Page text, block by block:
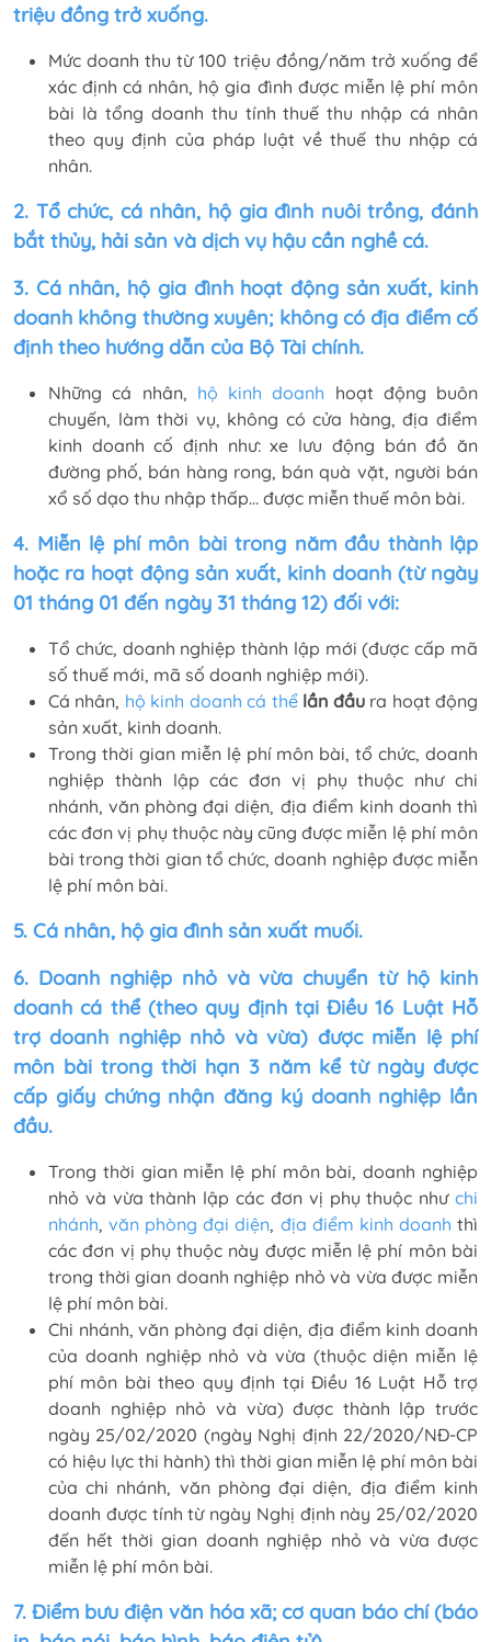
triệu đồng trở xuống.
Mức doanh thu từ 100 triệu đồng/năm trở xuống để
xác định cá nhân, hộ gia đình được miễn lệ phí môn
bài là tổng doanh thu tính thuế thu nhập cá nhân
theo quy định của pháp luật về thuế thu nhập cá
nhân.
2. Tổ chức, cá nhân, hộ gia đình nuôi trồng, đánh
bắt thủy, hải sản và dịch vụ hậu cần nghề cá.
3. Cá nhân, hộ gia đình hoạt động sản xuất, kinh
doanh không thường xuyên; không có địa điểm cố
định theo hướng dẫn của Bộ Tài chính.
Những cá nhân, hộ kinh doanh hoạt động buôn
chuyến, làm thời vụ, không có cửa hàng, địa điểm
kinh doanh cố định như: xe lưu động bán đồ ăn
đường phố, bán hàng rong, bán quà vặt, người bán
xổ số dạo thu nhập thấp… được miễn thuế môn bài.
4. Miễn lệ phí môn bài trong năm đầu thành lập
hoặc ra hoạt động sản xuất, kinh doanh (từ ngày
01 tháng 01 đến ngày 31 tháng 12) đối với:
Tổ chức, doanh nghiệp thành lập mới (được cấp mã
số thuế mới, mã số doanh nghiệp mới).
Cá nhân, hộ kinh doanh cá thểlần đầura hoạt động
sản xuất, kinh doanh.
Trong thời gian miễn lệ phí môn bài, tổ chức, doanh
nghiệp thành lập các đơn vị phụ thuộc như chi
nhánh, văn phòng đại diện, địa điểm kinh doanh thì
các đơn vị phụ thuộc này cũng được miễn lệ phí môn
bài trong thời gian tổ chức, doanh nghiệp được miễn
lệ phí môn bài.
5. Cá nhân, hộ gia đình sản xuất muối.
6. Doanh nghiệp nhỏ và vừa chuyển từ hộ kinh
doanh cá thể (theo quy định tại Điều 16 Luật Hỗ
trợ doanh nghiệp nhỏ và vừa) được miễn lệ phí
môn bài trong thời hạn 3 năm kể từ ngày được
cấp giấy chứng nhận đăng ký doanh nghiệp lần
đầu.
Trong thời gian miễn lệ phí môn bài, doanh nghiệp
nhỏ và vừa thành lập các đơn vị phụ thuộc như chi
nhánh,văn phòng đại diện, địa điểm kinh doanh thì
các đơn vị phụ thuộc này được miễn lệ phí môn bài
trong thời gian doanh nghiệp nhỏ và vừa được miễn
lệ phí môn bài.
Chi nhánh, văn phòng đại diện, địa điểm kinh doanh
của doanh nghiệp nhỏ và vừa (thuộc diện miễn lệ
phí môn bài theo quy định tại Điều 16 Luật Hỗ trợ
doanh nghiệp nhỏ và vừa) được thành lập trước
ngày 25/02/2020 (ngày Nghị định 22/2020/NĐ-CP
có hiệu lực thi hành) thì thời gian miễn lệ phí môn bài
của chi nhánh, văn phòng đại diện, địa điểm kinh
doanh được tính từ ngày Nghị định này 25/02/2020
đến hết thời gian doanh nghiệp nhỏ và vừa được
miễn lệ phí môn bài.
7. Điểm bưu điện văn hóa xã; cơ quan báo chí (báo